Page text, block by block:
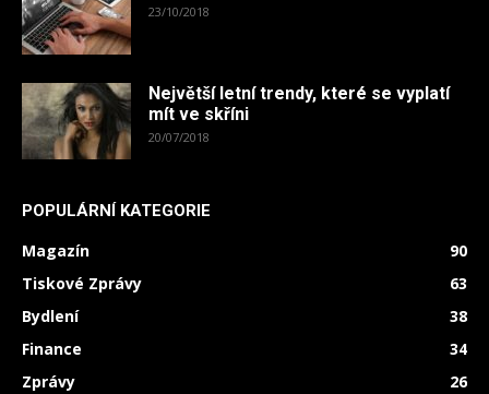
23/10/2018
Největší letní trendy, které se vyplatí
mít ve skříni
20/07/2018
POPULÁRNÍ KATEGORIE
Magazín
90
Tiskové Zprávy
63
Bydlení
38
Finance
34
Zprávy
26